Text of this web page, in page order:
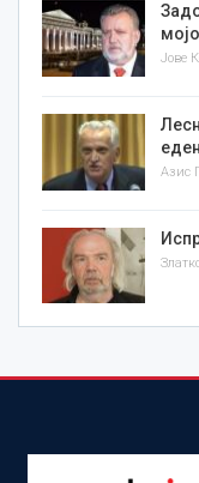
Јове
Азис